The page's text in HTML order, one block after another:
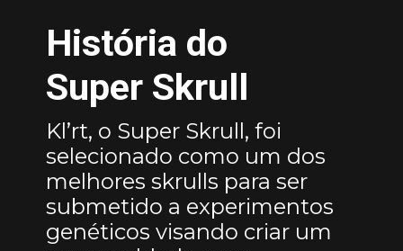
Kl’rt, o Super Skrull, foi
selecionado como um dos
melhores skrulls para ser
submetido a experimentos
genéticos visando criar um
História do
Super Skrull